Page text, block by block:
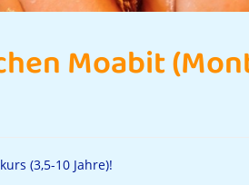
Moabit
(3,5-10 Jahre)!